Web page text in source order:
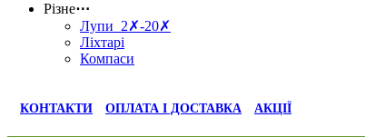
Різне⋯
Лупи 2✗-20✗
Ліхтарі
Компаси
КОНТАКТИ ОПЛАТА І ДОСТАВКА АКЦІЇ